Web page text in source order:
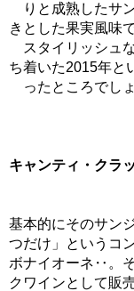
りと成熟したサ
きとした果実風味
スタイリッシュ
ち着いた2015年と
ったところでしょ
キャンティ・クラ
基本的にそのサン
つだけ」というコ
ボナイオーネ‥。
クワインとして販